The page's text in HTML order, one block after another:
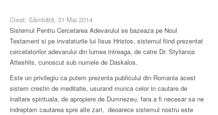
Creat: Sâmbătă, 31 Mai 2014
Sistemul Pentru Cercetarea Adevarului se bazeaza pe Noul
Testament si pe invataturile lui Iisus Hristos, sistemul fiind prezentat
cercetatorilor adevarului din lumea intreaga, de catre Dr. Stylianos
Atteshlis, cunoscut sub numele de Daskalos.
Este un privilegiu ca putem prezenta publicului din Romania acest
sistem crestin de meditatie, usurand munca celor in cautare de
inaltare spirituala, de apropiere de Dumnezeu, fara a fi necesar sa ne
indreptam cautarea spre alte zari, deoarece sistemul nostru este